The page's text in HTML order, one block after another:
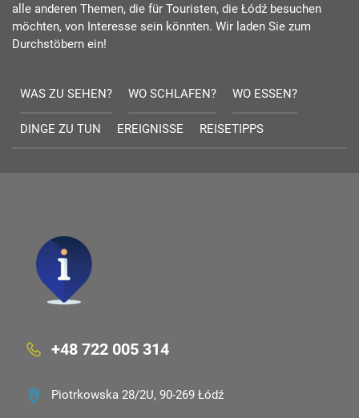
alle anderen Themen, die für Touristen, die Łódź besuchen
möchten, von Interesse sein könnten. Wir laden Sie zum
Durchstöbern ein!
WAS ZU SEHEN? WO SCHLAFEN? WO ESSEN?
DINGE ZU TUN EREIGNISSE REISETIPPS
+48 722 005 314
Piotrkowska 28/2U, 90-269 Łódź